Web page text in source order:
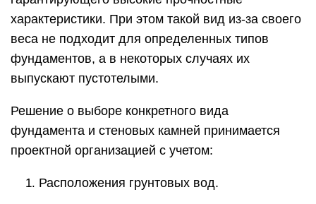
характеристики. При этом такой вид из-за своего
веса не подходит для определенных типов
фундаментов, а в некоторых случаях их
выпускают пустотелыми.
Решение о выборе конкретного вида
фундамента и стеновых камней принимается
проектной организацией с учетом:
Расположения грунтовых вод.